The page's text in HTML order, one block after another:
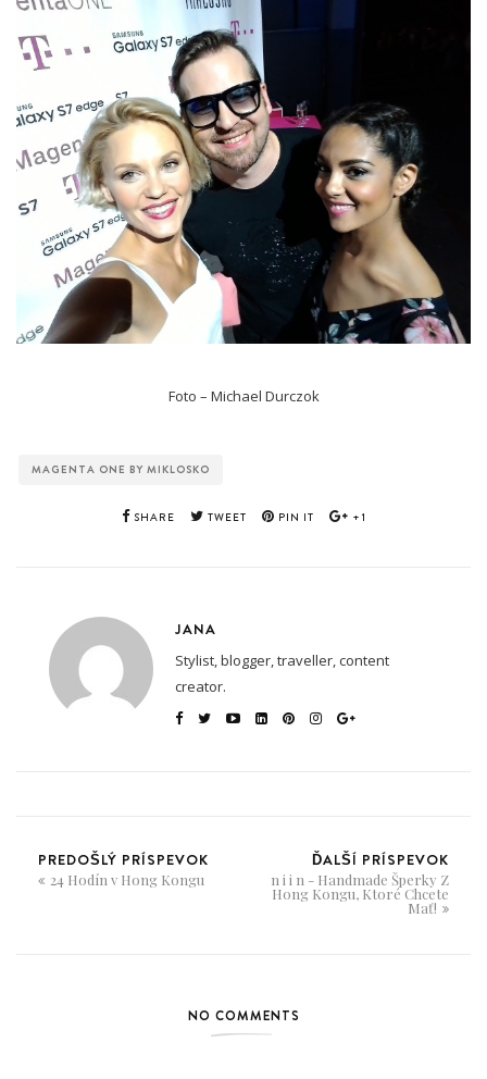
Foto – Michael Durczok
MAGENTA ONE BY MIKLOSKO
SHARE TWEET PIN IT +1
JANA
Stylist, blogger, traveller, content
creator.
PREDOŠLÝ PRÍSPEVOK
24 Hodín v Hong Kongu
ĎALŠÍ PRÍSPEVOK
n i i n - Handmade Šperky Z
Hong Kongu, Ktoré Chcete
Mať!
NO COMMENTS